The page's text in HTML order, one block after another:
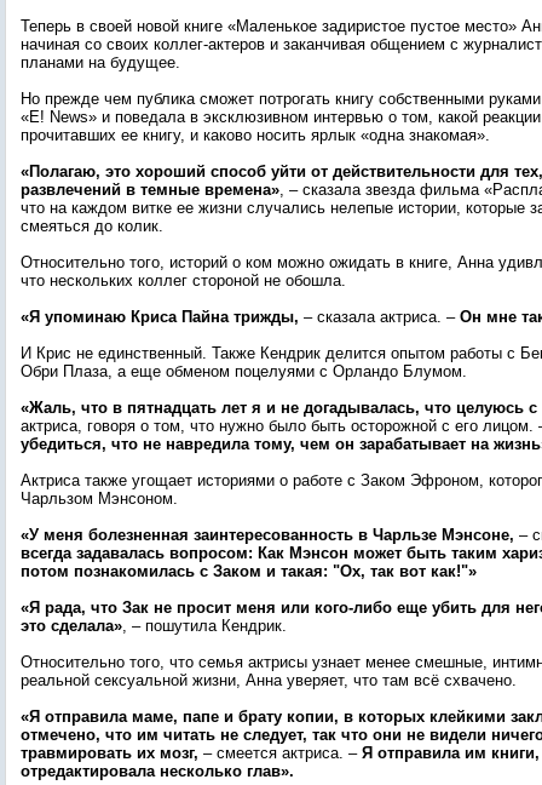
Теперь в своей новой книге «Маленькое задиристое пустое место»
начиная со своих коллег-актеров и заканчивая общением с
планами на будущее.
Но прежде чем публика сможет потрогать книгу собственными
«E! News» и поведала в эксклюзивном интервью о том, какой
прочитавших ее книгу, и каково носить ярлык «одна знакомая».
«Полагаю, это хороший способ уйти от действительности для
развлечений в темные времена», – сказала звезда фильма
что на каждом витке ее жизни случались нелепые истории, которые
смеяться до колик.
Относительно того, историй о ком можно ожидать в книге, Анна
что нескольких коллег стороной не обошла.
«Я упоминаю Криса Пайна трижды, – сказала актриса. – Он мне
И Крис не единственный. Также Кендрик делится опытом работы с
Обри Плаза, а еще обменом поцелуями с Орландо Блумом.
«Жаль, что в пятнадцать лет я и не догадывалась, что целуюсь с
актриса, говоря о том, что нужно было быть осторожной с его лицом.
убедиться, что не навредила тому, чем он зарабатывает на
Актриса также угощает историями о работе с Заком Эфроном,
Чарльзом Мэнсоном.
«У меня болезненная заинтересованность в Чарльзе Мэнсоне, –
всегда задавалась вопросом: Как Мэнсон может быть таким
потом познакомилась с Заком и такая: "Ох, так вот как!"»
«Я рада, что Зак не просит меня или кого-либо еще убить для
это сделала», – пошутила Кендрик.
Относительно того, что семья актрисы узнает менее смешные,
реальной сексуальной жизни, Анна уверяет, что там всё схвачено.
«Я отправила маме, папе и брату копии, в которых клейкими
отмечено, что им читать не следует, так что они не видели
травмировать их мозг, – смеется актриса. – Я отправила им
отредактировала несколько глав».